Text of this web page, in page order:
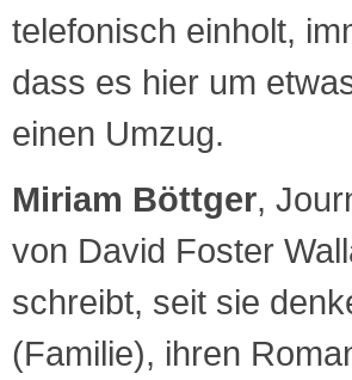
telefonisch einholt,
dass es hier um
einen Umzug.
Miriam Böttger,
von David Foster
schreibt, seit sie
(Familie), ihren